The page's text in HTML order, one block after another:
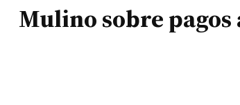
Mulino sobre